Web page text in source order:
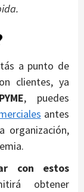
a punto de
clientes, ya
, puedes
antes
organización,
con estos
obtener